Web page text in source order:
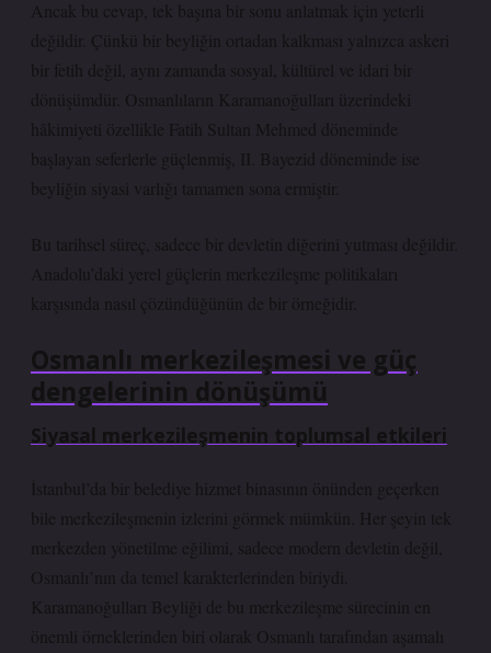
Ancak bu cevap, tek başına bir sonu anlatmak için yeterli
değildir. Çünkü bir beyliğin ortadan kalkması yalnızca askeri
bir fetih değil, aynı zamanda sosyal, kültürel ve idari bir
dönüşümdür. Osmanlıların Karamanoğulları üzerindeki
hâkimiyeti özellikle Fatih Sultan Mehmed döneminde
başlayan seferlerle güçlenmiş, II. Bayezid döneminde ise
beyliğin siyasi varlığı tamamen sona ermiştir.
Bu tarihsel süreç, sadece bir devletin diğerini yutması değildir.
Anadolu’daki yerel güçlerin merkezileşme politikaları
karşısında nasıl çözündüğünün de bir örneğidir.
Osmanlı merkezileşmesi ve güç
dengelerinin dönüşümü
Siyasal merkezileşmenin toplumsal etkileri
İstanbul’da bir belediye hizmet binasının önünden geçerken
bile merkezileşmenin izlerini görmek mümkün. Her şeyin tek
merkezden yönetilme eğilimi, sadece modern devletin değil,
Osmanlı’nın da temel karakterlerinden biriydi.
Karamanoğulları Beyliği de bu merkezileşme sürecinin en
önemli örneklerinden biri olarak Osmanlı tarafından aşamalı